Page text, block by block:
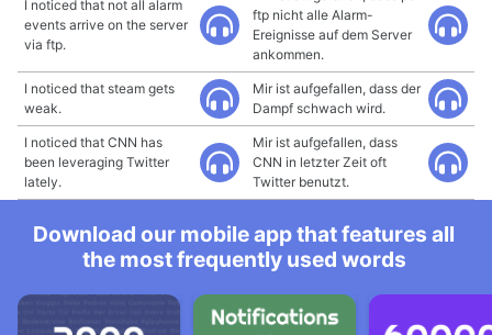
I noticed that not all alarm
events arrive on the server
via ftp.
ftp nicht alle Alarm-
Ereignisse auf dem Server
ankommen.
I noticed that steam gets
weak.
Mir ist aufgefallen, dass der
Dampf schwach wird.
I noticed that CNN has
been leveraging Twitter
lately.
Mir ist aufgefallen, dass
CNN in letzter Zeit oft
Twitter benutzt.
Download our mobile app that features all
the most frequently used words